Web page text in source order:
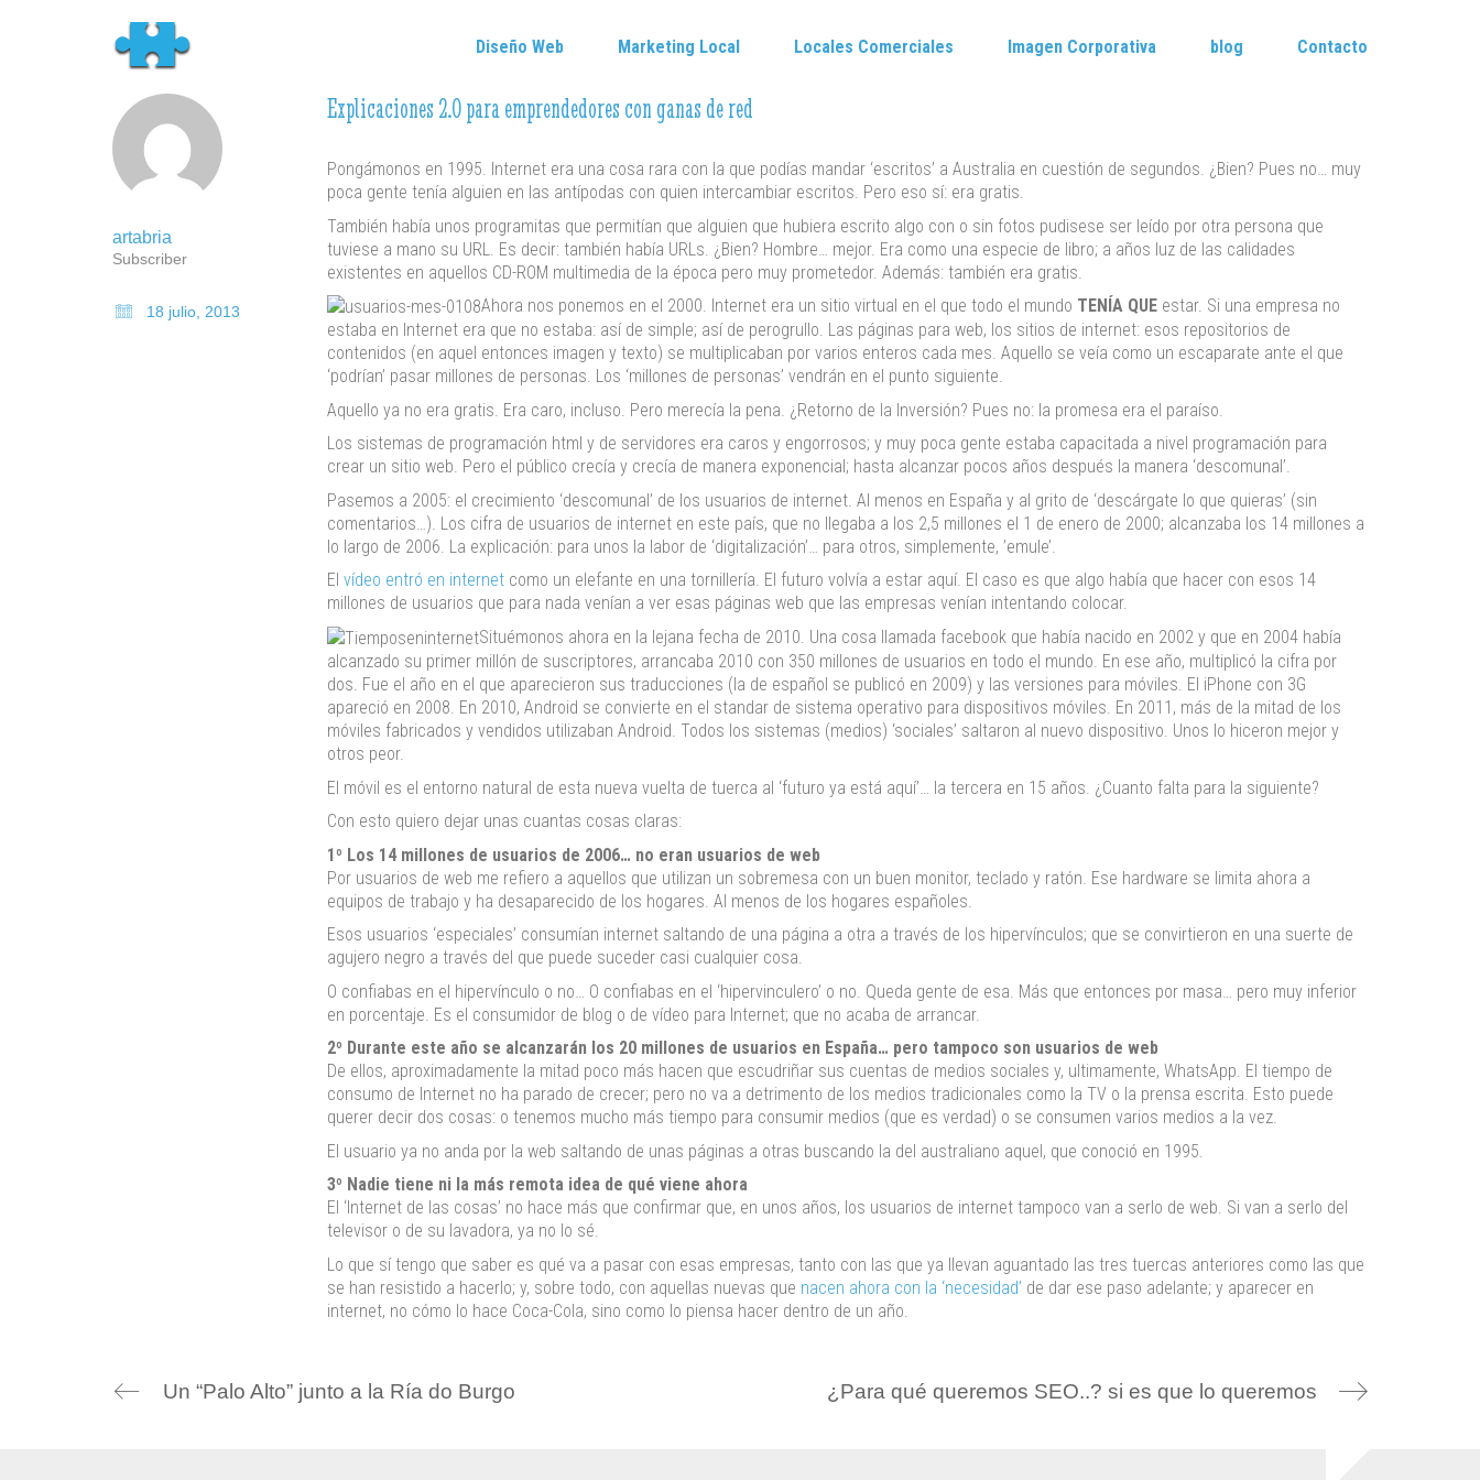
Diseño Web Marketing Local Locales Comerciales Imagen Corporativa blog Contacto
Explicaciones 2.0 para emprendedores con ganas de red
Pongámonos en 1995. Internet era una cosa rara con la que podías mandar ‘escritos’ a Australia en cuestión de segundos. ¿Bien? Pues no… muy
poca gente tenía alguien en las antípodas con quien intercambiar escritos. Pero eso sí: era gratis.
También había unos programitas que permitían que alguien que hubiera escrito algo con o sin fotos pudisese ser leído por otra persona que
tuviese a mano su URL. Es decir: también había URLs. ¿Bien? Hombre… mejor. Era como una especie de libro; a años luz de las calidades
existentes en aquellos CD-ROM multimedia de la época pero muy prometedor. Además: también era gratis.
Ahora nos ponemos en el 2000. Internet era un sitio virtual en el que todo el mundo TENÍA QUE estar. Si una empresa no
estaba en Internet era que no estaba: así de simple; así de perogrullo. Las páginas para web, los sitios de internet: esos repositorios de
contenidos (en aquel entonces imagen y texto) se multiplicaban por varios enteros cada mes. Aquello se veía como un escaparate ante el que
‘podrían’ pasar millones de personas. Los ‘millones de personas’ vendrán en el punto siguiente.
Aquello ya no era gratis. Era caro, incluso. Pero merecía la pena. ¿Retorno de la Inversión? Pues no: la promesa era el paraíso.
Los sistemas de programación html y de servidores era caros y engorrosos; y muy poca gente estaba capacitada a nivel programación para
crear un sitio web. Pero el público crecía y crecía de manera exponencial; hasta alcanzar pocos años después la manera ‘descomunal’.
Pasemos a 2005: el crecimiento ‘descomunal’ de los usuarios de internet. Al menos en España y al grito de ‘descárgate lo que quieras’ (sin
comentarios…). Los cifra de usuarios de internet en este país, que no llegaba a los 2,5 millones el 1 de enero de 2000; alcanzaba los 14 millones a
lo largo de 2006. La explicación: para unos la labor de ‘digitalización’… para otros, simplemente, ’emule’.
El vídeo entró en internet como un elefante en una tornillería. El futuro volvía a estar aquí. El caso es que algo había que hacer con esos 14
millones de usuarios que para nada venían a ver esas páginas web que las empresas venían intentando colocar.
Situémonos ahora en la lejana fecha de 2010. Una cosa llamada facebook que había nacido en 2002 y que en 2004 había
alcanzado su primer millón de suscriptores, arrancaba 2010 con 350 millones de usuarios en todo el mundo. En ese año, multiplicó la cifra por
dos. Fue el año en el que aparecieron sus traducciones (la de español se publicó en 2009) y las versiones para móviles. El iPhone con 3G
apareció en 2008. En 2010, Android se convierte en el standar de sistema operativo para dispositivos móviles. En 2011, más de la mitad de los
móviles fabricados y vendidos utilizaban Android. Todos los sistemas (medios) ‘sociales’ saltaron al nuevo dispositivo. Unos lo hiceron mejor y
otros peor.
El móvil es el entorno natural de esta nueva vuelta de tuerca al ‘futuro ya está aquí’… la tercera en 15 años. ¿Cuanto falta para la siguiente?
Con esto quiero dejar unas cuantas cosas claras:
1º Los 14 millones de usuarios de 2006… no eran usuarios de web
Por usuarios de web me refiero a aquellos que utilizan un sobremesa con un buen monitor, teclado y ratón. Ese hardware se limita ahora a
equipos de trabajo y ha desaparecido de los hogares. Al menos de los hogares españoles.
Esos usuarios ‘especiales’ consumían internet saltando de una página a otra a través de los hipervínculos; que se convirtieron en una suerte de
agujero negro a través del que puede suceder casi cualquier cosa.
O confiabas en el hipervínculo o no… O confiabas en el ‘hipervinculero’ o no. Queda gente de esa. Más que entonces por masa… pero muy inferior
en porcentaje. Es el consumidor de blog o de vídeo para Internet; que no acaba de arrancar.
2º Durante este año se alcanzarán los 20 millones de usuarios en España… pero tampoco son usuarios de web
De ellos, aproximadamente la mitad poco más hacen que escudriñar sus cuentas de medios sociales y, ultimamente, WhatsApp. El tiempo de
consumo de Internet no ha parado de crecer; pero no va a detrimento de los medios tradicionales como la TV o la prensa escrita. Esto puede
querer decir dos cosas: o tenemos mucho más tiempo para consumir medios (que es verdad) o se consumen varios medios a la vez.
El usuario ya no anda por la web saltando de unas páginas a otras buscando la del australiano aquel, que conoció en 1995.
3º Nadie tiene ni la más remota idea de qué viene ahora
El ‘Internet de las cosas’ no hace más que confirmar que, en unos años, los usuarios de internet tampoco van a serlo de web. Si van a serlo del
televisor o de su lavadora, ya no lo sé.
Lo que sí tengo que saber es qué va a pasar con esas empresas, tanto con las que ya llevan aguantado las tres tuercas anteriores como las que
se han resistido a hacerlo; y, sobre todo, con aquellas nuevas que nacen ahora con la ‘necesidad’ de dar ese paso adelante; y aparecer en
internet, no cómo lo hace Coca-Cola, sino como lo piensa hacer dentro de un año.
artabria
Subscriber
18 julio, 2013
Un “Palo Alto” junto a la Ría do Burgo ¿Para qué queremos SEO..? si es que lo queremos